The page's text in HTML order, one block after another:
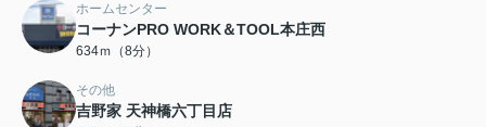
ホームセンター
コーナンPRO WORK＆TOOL本庄西
634ｍ（8分）
その他
吉野家 天神橋六丁目店